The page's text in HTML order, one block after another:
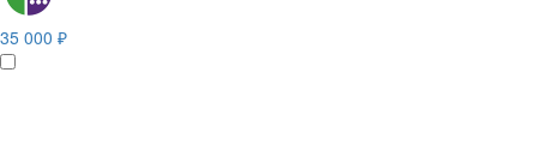
35 000 ₽